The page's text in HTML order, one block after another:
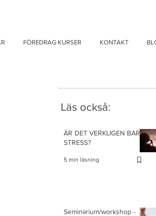
FÖREDRAG KURSER KONTAKT
Läs också:
ÄR DET VERKLIGEN BARA
STRESS?
5 min läsning
Seminarium/workshop -